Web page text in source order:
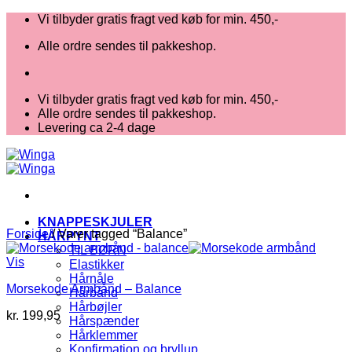
Fortsæt
indhold
Vi tilbyder gratis fragt ved køb for min. 450,-
Alle ordre sendes til pakkeshop.
Vi tilbyder gratis fragt ved køb for min. 450,-
Alle ordre sendes til pakkeshop.
Levering ca 2-4 dage
KNAPPESKJULER
HÅRPYNT
TIL BØRN
Elastikker
Hårnåle
Hårbånd
Hårbøjler
Hårspænder
Hårklemmer
Konfirmation og bryllup
Forside /Varer tagged “Balance”
Vis
Morsekode Armbånd – Balance
kr. 199,95